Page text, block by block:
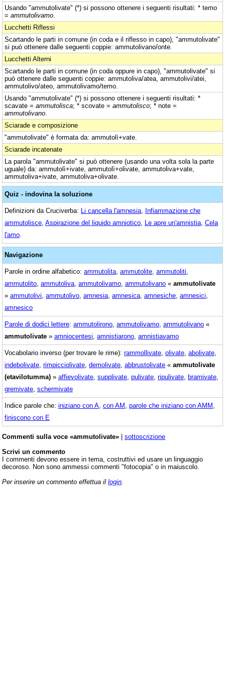
Usando "ammutolivate" (*) si possono ottenere i seguenti risultati: * temo
= ammutolivamo
Lucchetti Riflessi
Scartando le parti in comune (in coda e il riflesso in capo), "ammutolivate"
si può ottenere dalle seguenti coppie: ammutolivano/onte.
Lucchetti Alterni
Scartando le parti in comune (in coda oppure in capo), "ammutolivate" si
può ottenere dalle seguenti coppie: ammutoliva/atea, ammutolivi/atei,
ammutolivo/ateo, ammutolivamo/temo.
Usando "ammutolivate" (*) si possono ottenere i seguenti risultati: *
scavate = ammutolisca; * scovate = ammutolisco; * note =
ammutolivano
Sciarade e composizione
"ammutolivate" è formata da: ammutolì+vate.
Sciarade incatenate
La parola "ammutolivate" si può ottenere (usando una volta sola la parte
uguale) da: ammutolì+ivate, ammutolì+olivate, ammutoliva+vate,
ammutoliva+ivate, ammutoliva+olivate.
Quiz - indovina la soluzione
Definizioni da Cruciverba: Li cancella l'amnesia Infiammazione che
ammutolisce Aspirazione del liquido amniotico Le apre un'amnistia Cela
l'amo
Navigazione
Parole in ordine alfabetico: ammutolita ammutolite ammutoliti
ammutolito ammutoliva ammutolivamo ammutolivano « ammutolivate
» ammutolivi ammutolivo amnesia amnesica amnesiche amnesici
amnesico
Parole di dodici lettere: ammutolirono ammutolivamo ammutolivano «
ammutolivate » amniocentesi amnistiarono amnistiavamo
Vocabolario inverso (per trovare le rime): rammollivate olivate abolivate
indebolivate rimpicciolivate demolivate abbrustolivate « ammutolivate
(etavilotumma) » affievolivate supplivate pulivate ripulivate bramivate
gremivate schermivate
Indice parole che: iniziano con A con AM parole che iniziano con AMM
finiscono con E
Commenti sulla voce «ammutolivate» | sottoscrizione
Scrivi un commento
I commenti devono essere in tema, costruttivi ed usare un linguaggio
decoroso. Non sono ammessi commenti "fotocopia" o in maiuscolo.
Per inserire un commento effettua il login